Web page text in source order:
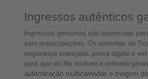
Ingressos autênticos
Ingressos genuínos são essenciais
sem preocupações. Os sistemas da
segurança avançada, prova digital e
para que os fãs tenham a entrada
autenticação multicamadas e triagem